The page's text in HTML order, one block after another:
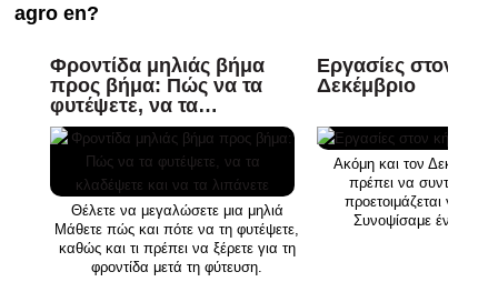
agro en?
Φροντίδα μηλιάς βήμα
προς βήμα: Πώς να τα
φυτέψετε, να τα
κλαδέψετε και να τα
λιπάνετε
Θέλετε να μεγαλώσετε μια μηλιά
Μάθετε πώς και πότε να τη φυτέψετε,
καθώς και τι πρέπει να ξέρετε για τη
φροντίδα μετά τη φύτευση.
Εργασίες στον
Δεκέμβριο
Ακόμη και τον
πρέπει να
προετοιμάζεται για την
Συνοψίσαμε έναν